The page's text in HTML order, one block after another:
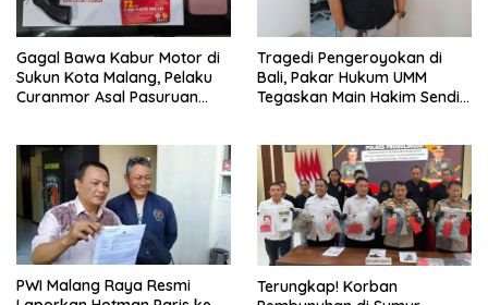
Gagal Bawa Kabur Motor di
Sukun Kota Malang, Pelaku
Curanmor Asal Pasuruan
Tragedi Pengeroyokan di
Bali, Pakar Hukum UMM
Tegaskan Main Hakim Sendiri
PWI Malang Raya Resmi
Terungkap! Korban